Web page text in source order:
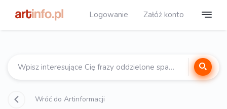
Logowanie Załóż konto
Wróć do Artinformacji